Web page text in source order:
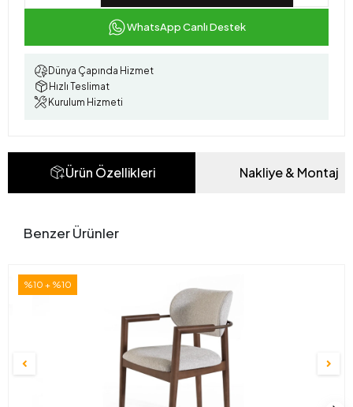
WhatsApp Canlı Destek
Dünya Çapında Hizmet
Hızlı Teslimat
Kurulum Hizmeti
Ürün Özellikleri Nakliye & Montaj
Benzer Ürünler
%10 + %10